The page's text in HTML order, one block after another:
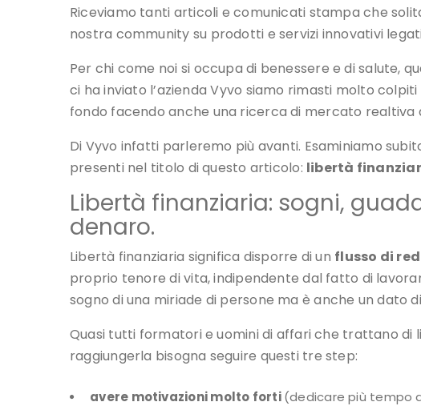
Riceviamo tanti articoli e comunicati stampa che
nostra community su prodotti e servizi innovativi
Per chi come noi si occupa di benessere e di salute,
ci ha inviato l’azienda Vyvo siamo rimasti molto
fondo facendo anche una ricerca di mercato realtiva
Di Vyvo infatti parleremo più avanti. Esaminiamo
presenti nel titolo di questo articolo: libertà
Libertà finanziaria: sogni,
denaro.
Libertà finanziaria significa disporre di un flusso di
proprio tenore di vita, indipendente dal fatto di
sogno di una miriade di persone ma è anche un dato
Quasi tutti formatori e uomini di affari che trattano di
raggiungerla bisogna seguire questi tre step:
avere motivazioni molto forti(dedicare più tempo